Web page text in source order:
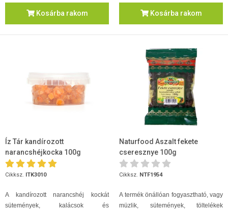
Kosárba rakom Kosárba rakom
Íz Tár kandírozott
narancshéjkocka 100g
Cikksz. ITK3010
A kandírozott narancshéj kockát
sütemények, kalácsok és
Naturfood Aszalt fekete
cseresznye 100g
Cikksz. NTF1954
A termék önállóan fogyasztható, vagy
müzlik, sütemények, töltelékek